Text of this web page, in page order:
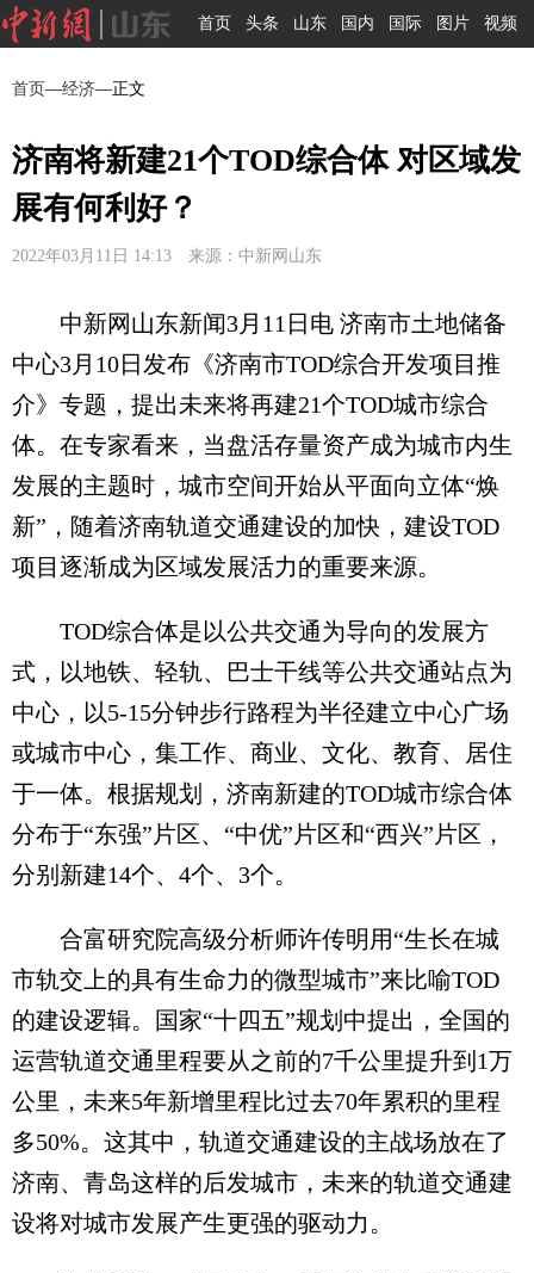
首页 头条 山东 国内 国际 图片 视频
首页—经济—正文
济南将新建21个TOD综合体 对区域发
展有何利好？
2022年03月11日 14:13 来源：中新网山东
中新网山东新闻3月11日电 济南市土地储备
中心3月10日发布《济南市TOD综合开发项目推
介》专题，提出未来将再建21个TOD城市综合
体。在专家看来，当盘活存量资产成为城市内生
发展的主题时，城市空间开始从平面向立体“焕
新”，随着济南轨道交通建设的加快，建设TOD
项目逐渐成为区域发展活力的重要来源。
TOD综合体是以公共交通为导向的发展方
式，以地铁、轻轨、巴士干线等公共交通站点为
中心，以5-15分钟步行路程为半径建立中心广场
或城市中心，集工作、商业、文化、教育、居住
于一体。根据规划，济南新建的TOD城市综合体
分布于“东强”片区、“中优”片区和“西兴”片区，
分别新建14个、4个、3个。
合富研究院高级分析师许传明用“生长在城
市轨交上的具有生命力的微型城市”来比喻TOD
的建设逻辑。国家“十四五”规划中提出，全国的
运营轨道交通里程要从之前的7千公里提升到1万
公里，未来5年新增里程比过去70年累积的里程
多50%。这其中，轨道交通建设的主战场放在了
济南、青岛这样的后发城市，未来的轨道交通建
设将对城市发展产生更强的驱动力。